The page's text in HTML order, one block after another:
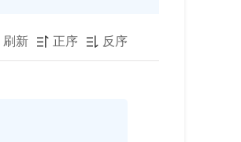
刷新  正序  反序